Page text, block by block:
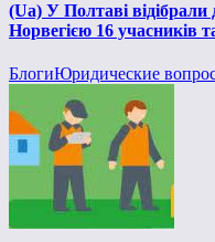
(Ua) У Полтаві відібрали
Норвегією 16 учасників
БлогиЮридические